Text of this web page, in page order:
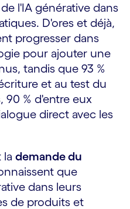
l'IA générative dans
D'ores et déjà,
progresser dans
pour ajouter une
tandis que 93 %
et au test du
90 % d'entre eux
direct avec les
la demande du
que
dans leurs
de produits et